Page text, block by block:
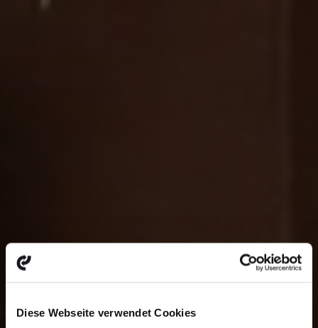
Diese Webseite verwendet Cookies